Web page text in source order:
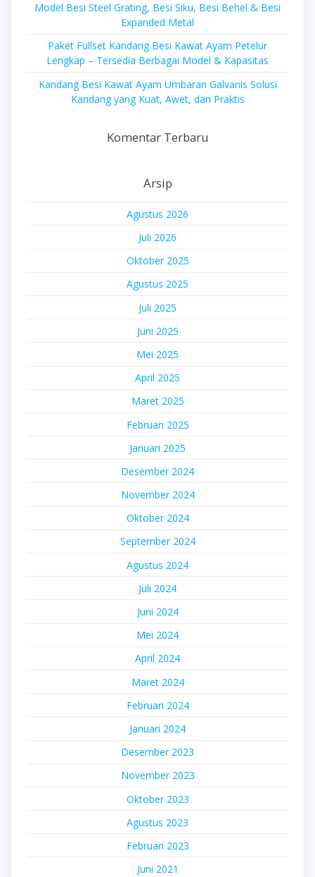
Model Besi Steel Grating, Besi Siku, Besi Behel & Besi
Expanded Metal
Paket Fullset Kandang Besi Kawat Ayam Petelur
Lengkap – Tersedia Berbagai Model & Kapasitas
Kandang Besi Kawat Ayam Umbaran Galvanis Solusi
Kandang yang Kuat, Awet, dan Praktis
Komentar Terbaru
Arsip
Agustus 2026
Juli 2026
Oktober 2025
Agustus 2025
Juli 2025
Juni 2025
Mei 2025
April 2025
Maret 2025
Februari 2025
Januari 2025
Desember 2024
November 2024
Oktober 2024
September 2024
Agustus 2024
Juli 2024
Juni 2024
Mei 2024
April 2024
Maret 2024
Februari 2024
Januari 2024
Desember 2023
November 2023
Oktober 2023
Agustus 2023
Februari 2023
Juni 2021